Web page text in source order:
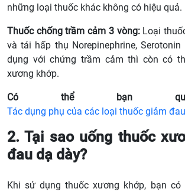
những loại thuốc khác không có hiệu quả.
Thuốc chống trầm cảm 3 vòng: Loại
và tái hấp thụ Norepinephrine,
dụng với chứng trầm cảm thì còn có
xương khớp.
Có thể bạn
Tác dụng phụ của các loại thuốc giảm
2. Tại sao uống thuốc
đau dạ dày?
Khi sử dụng thuốc xương khớp, bạn